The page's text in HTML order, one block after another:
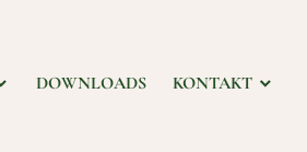
DOWNLOADS KONTAKT